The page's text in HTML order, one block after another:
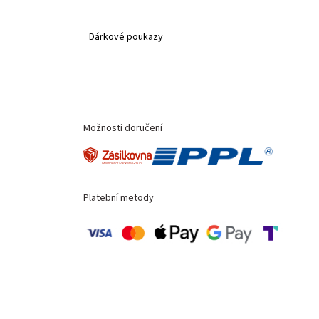
Dárkové poukazy
Možnosti doručení
Platební metody